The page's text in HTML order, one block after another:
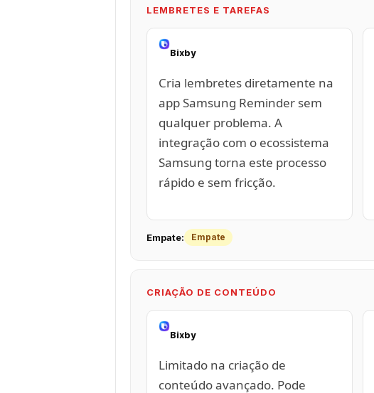
LEMBRETES E TAREFAS
Bixby
Cria lembretes diretamente na
app Samsung Reminder sem
qualquer problema. A
integração com o ecossistema
Samsung torna este processo
rápido e sem fricção.
Empate: Empate
CRIAÇÃO DE CONTEÚDO
Bixby
Limitado na criação de
conteúdo avançado. Pode